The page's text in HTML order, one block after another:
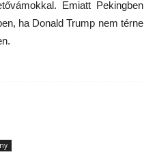
Emiatt Pekingben
ha Donald Trump nem térne